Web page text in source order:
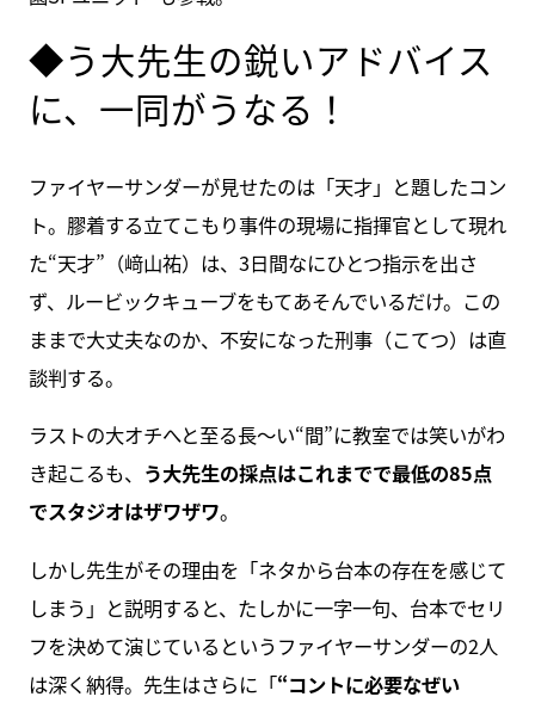
◆う大先生の鋭いアドバイス
に、一同がうなる！
ファイヤーサンダーが見せたのは「天才」と題したコン
ト。膠着する立てこもり事件の現場に指揮官として現れ
た“天才”（﨑山祐）は、3日間なにひとつ指示を出さ
ず、ルービックキューブをもてあそんでいるだけ。この
ままで大丈夫なのか、不安になった刑事（こてつ）は直
談判する。
ラストの大オチへと至る長～い“間”に教室では笑いがわ
き起こるも、 う大先生の採点はこれまでで最低の85点
でスタジオはザワザワ。
しかし先生がその理由を「ネタから台本の存在を感じて
しまう」と説明すると、たしかに一字一句、台本でセリ
フを決めて演じているというファイヤーサンダーの2人
は深く納得。先生はさらに「“コントに必要なぜい